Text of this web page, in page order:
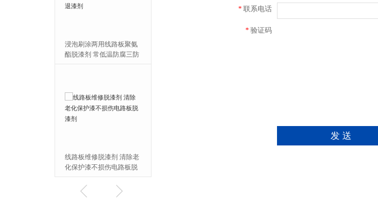
* 联系电话
* 验证码
发 送
电路板脱漆清洗剂 溶解绝
缘保护线路板三防漆脱漆
2026年PCB脱漆剂 常温环
保不腐蚀漆包线脱漆剂